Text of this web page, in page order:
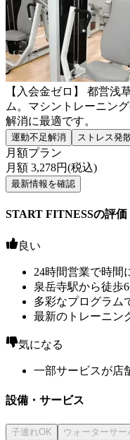
【入会金ゼロ】 都営浅
ム。マシントレーニン
解消に最適です。
運動不足解消 ストレス発
月額プラン
月額 3,278円(税込)
最新情報を確認
START FITNESSの評価
良い
24時間営業で時間
泉岳寺駅から徒歩
多彩なプログラム
最新のトレーニン
気になる
一部サービスが店
設備・サービス